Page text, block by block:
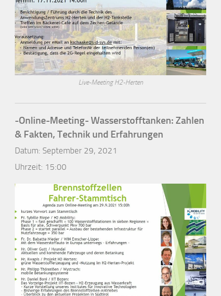
Live-Meeting H2-Herten
-Online-Meeting- Wasserstofftanken: Zahlen
& Fakten, Technik und Erfahrungen
Datum: September 29, 2021
Uhrzeit: 15:00